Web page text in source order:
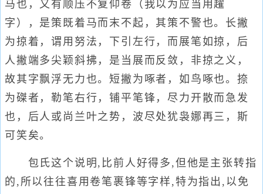
马也，又有顺压不复仰卷（我以为应当用趯
字），是策既着马而末不起，其策不警也。长撇
为掠着，谓用努法，下引左行，而展笔如掠，后
人撇端多尖颖斜拂，是当展而反敛，非掠之义，
故其字飘浮无力也。短撇为啄者，如鸟啄也。捺
为磔者，勒笔右行，铺平笔锋，尽力开散而急发
也，后人或尚兰叶之势，波尽处犹袅娜再三，斯
可笑矣。
包氏这个说明,比前人好得多,但他是主张转指
的,所以往往喜用卷笔裹锋等字样,特为指出,以免